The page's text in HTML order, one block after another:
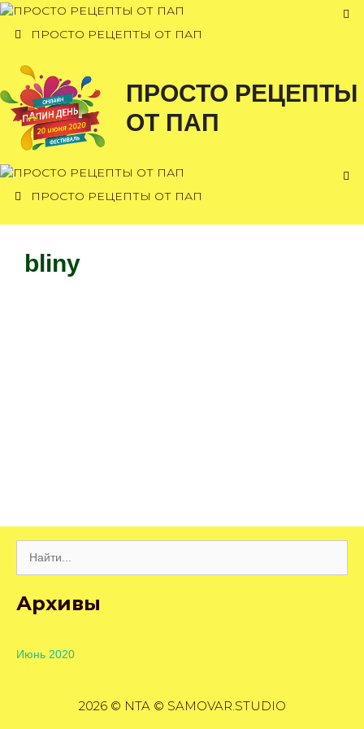
Перейти
ПРОСТО РЕЦЕПТЫ ОТ ПАП
ПРОСТО РЕЦЕПТЫ
ОТ ПАП
ПРОСТО РЕЦЕПТЫ ОТ ПАП
bliny
Архивы
Июнь 2020
2026 © NTA © SAMOVAR.STUDIO